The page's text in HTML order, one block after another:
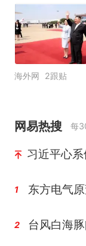
海外网 2跟贴
网易热搜 每
习近平心
1 东方电气
2 台风白海